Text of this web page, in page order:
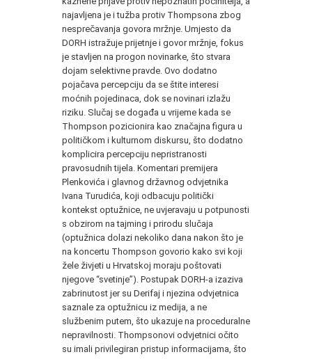
najavljena je i tužba protiv Thompsona zbog
nesprečavanja govora mržnje. Umjesto da
DORH istražuje prijetnje i govor mržnje, fokus
je stavljen na progon novinarke, što stvara
dojam selektivne pravde. Ovo dodatno
pojačava percepciju da se štite interesi
moćnih pojedinaca, dok se novinari izlažu
riziku. Slučaj se događa u vrijeme kada se
Thompson pozicionira kao značajna figura u
političkom i kulturnom diskursu, što dodatno
komplicira percepciju nepristranosti
pravosudnih tijela. Komentari premijera
Plenkovića i glavnog državnog odvjetnika
Ivana Turudića, koji odbacuju politički
kontekst optužnice, ne uvjeravaju u potpunosti
s obzirom na tajming i prirodu slučaja
(optužnica dolazi nekoliko dana nakon što je
na koncertu Thompson govorio kako svi koji
žele živjeti u Hrvatskoj moraju poštovati
njegove “svetinje”). Postupak DORH-a izaziva
zabrinutost jer su Derifaj i njezina odvjetnica
saznale za optužnicu iz medija, a ne
službenim putem, što ukazuje na proceduralne
nepravilnosti. Thompsonovi odvjetnici očito
su imali privilegiran pristup informacijama, što